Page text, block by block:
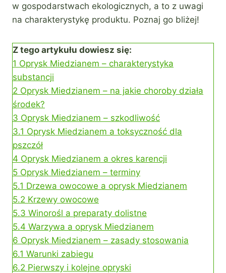
w gospodarstwach ekologicznych, a to z uwagi
na charakterystykę produktu. Poznaj go bliżej!
Z tego artykułu dowiesz się:
1 Oprysk Miedzianem – charakterystyka
substancji
2 Oprysk Miedzianem – na jakie choroby działa
środek?
3 Oprysk Miedzianem – szkodliwość
3.1 Oprysk Miedzianem a toksyczność dla
pszczół
4 Oprysk Miedzianem a okres karencji
5 Oprysk Miedzianem – terminy
5.1 Drzewa owocowe a oprysk Miedzianem
5.2 Krzewy owocowe
5.3 Winorośl a preparaty dolistne
5.4 Warzywa a oprysk Miedzianem
6 Oprysk Miedzianem – zasady stosowania
6.1 Warunki zabiegu
6.2 Pierwszy i kolejne opryski